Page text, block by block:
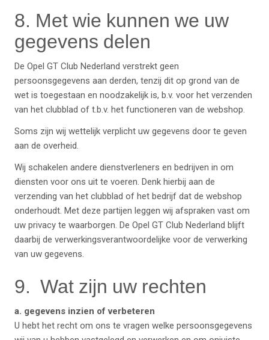
8. Met wie kunnen we uw
gegevens delen
De Opel GT Club Nederland verstrekt geen
persoonsgegevens aan derden, tenzij dit op grond van de
wet is toegestaan en noodzakelijk is, b.v. voor het verzenden
van het clubblad of t.b.v. het functioneren van de webshop.
Soms zijn wij wettelijk verplicht uw gegevens door te geven
aan de overheid.
Wij schakelen andere dienstverleners en bedrijven in om
diensten voor ons uit te voeren. Denk hierbij aan de
verzending van het clubblad of het bedrijf dat de webshop
onderhoudt. Met deze partijen leggen wij afspraken vast om
uw privacy te waarborgen. De Opel GT Club Nederland blijft
daarbij de verwerkingsverantwoordelijke voor de verwerking
van uw gegevens.
9. Wat zijn uw rechten
a. gegevens inzien of verbeteren
U hebt het recht om ons te vragen welke persoonsgegevens